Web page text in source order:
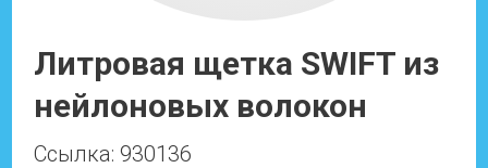
Литровая щетка SWIFT из
нейлоновых волокон
Ссылка: 930136